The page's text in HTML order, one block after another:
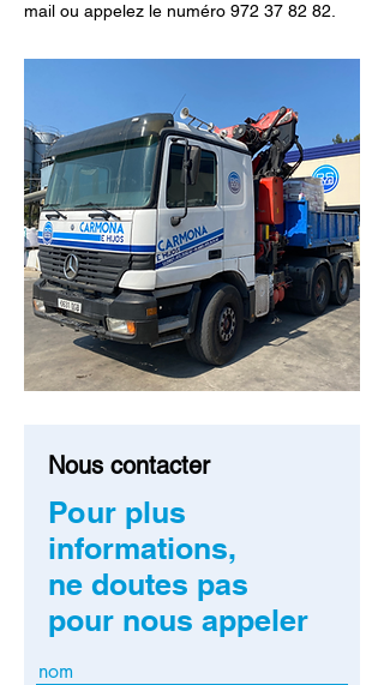
mail ou appelez le numéro 972 37 82 82
Nous contacter
Pour plus
informations,
ne doutes pas
pour nous appeler
nom